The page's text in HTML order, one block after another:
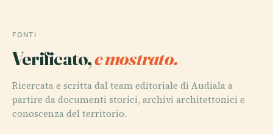
FONTI
Verificato,e mostrato.
Ricercata e scritta dal team editoriale di Audiala a
partire da documenti storici, archivi architettonici e
conoscenza del territorio.